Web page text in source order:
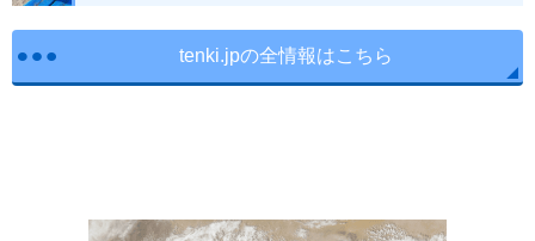
tenki.jpの全情報はこちら